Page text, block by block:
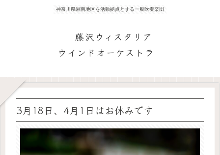
神奈川県湘南地区を活動拠点とする一般吹奏楽団
藤沢ウィスタリア
ウインドオーケストラ
3月18日、4月1日はお休みです